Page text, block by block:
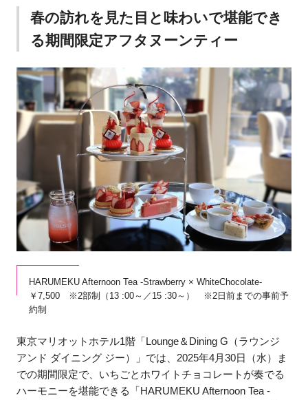
春の訪れを見た目と味わいで堪能でき
る期間限定アフタヌーンティー
HARUMEKU Afternoon Tea -Strawberry × WhiteChocolate-
￥7,500 ※2部制（13 :00～／15 :30～） ※2日前までの事前予
約制
東京マリオットホテル1階「Lounge＆Dining G（ラウンジ
アンド ダイニング ジー）」では、2025年4月30日（水）ま
での期間限定で、いちごとホワイトチョコレートが奏でる
ハーモニーを堪能できる「HARUMEKU Afternoon Tea -